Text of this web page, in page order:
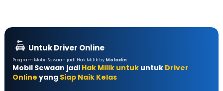
Untuk Driver Online
Program Mobil Sewaan jadi Hak Milik by Moladin
Mobil Sewaan jadi Hak Milik untuk untuk Driver
Online yang Siap Naik Kelas